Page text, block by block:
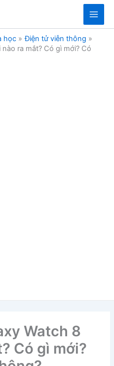
Main
học
Điện tử viễn thông
ra mắt? Có gì mới? Có
Watch 8
Có gì mới?